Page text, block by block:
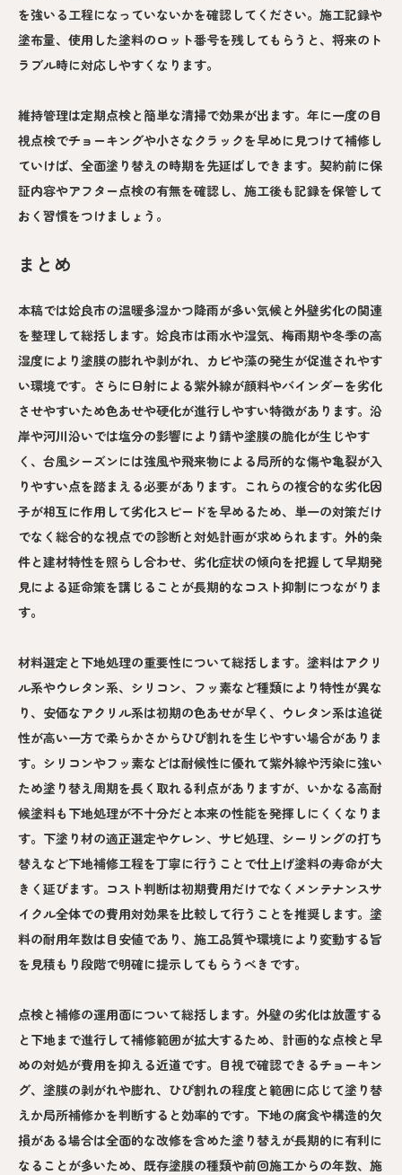
を強いる工程になっていないかを確認してください。施工記録や
塗布量、使用した塗料のロット番号を残してもらうと、将来のト
ラブル時に対応しやすくなります。
維持管理は定期点検と簡単な清掃で効果が出ます。年に一度の目
視点検でチョーキングや小さなクラックを早めに見つけて補修し
ていけば、全面塗り替えの時期を先延ばしできます。契約前に保
証内容やアフター点検の有無を確認し、施工後も記録を保管して
おく習慣をつけましょう。
まとめ
本稿では姶良市の温暖多湿かつ降雨が多い気候と外壁劣化の関連
を整理して総括します。姶良市は雨水や湿気、梅雨期や冬季の高
湿度により塗膜の膨れや剥がれ、カビや藻の発生が促進されやす
い環境です。さらに日射による紫外線が顔料やバインダーを劣化
させやすいため色あせや硬化が進行しやすい特徴があります。沿
岸や河川沿いでは塩分の影響により錆や塗膜の脆化が生じやす
く、台風シーズンには強風や飛来物による局所的な傷や亀裂が入
りやすい点を踏まえる必要があります。これらの複合的な劣化因
子が相互に作用して劣化スピードを早めるため、単一の対策だけ
でなく総合的な視点での診断と対処計画が求められます。外的条
件と建材特性を照らし合わせ、劣化症状の傾向を把握して早期発
見による延命策を講じることが長期的なコスト抑制につながりま
す。
材料選定と下地処理の重要性について総括します。塗料はアクリ
ル系やウレタン系、シリコン、フッ素など種類により特性が異な
り、安価なアクリル系は初期の色あせが早く、ウレタン系は追従
性が高い一方で柔らかさからひび割れを生じやすい場合がありま
す。シリコンやフッ素などは耐候性に優れて紫外線や汚染に強い
ため塗り替え周期を長く取れる利点がありますが、いかなる高耐
候塗料も下地処理が不十分だと本来の性能を発揮しにくくなりま
す。下塗り材の適正選定やケレン、サビ処理、シーリングの打ち
替えなど下地補修工程を丁寧に行うことで仕上げ塗料の寿命が大
きく延びます。コスト判断は初期費用だけでなくメンテナンスサ
イクル全体での費用対効果を比較して行うことを推奨します。塗
料の耐用年数は目安値であり、施工品質や環境により変動する旨
を見積もり段階で明確に提示してもらうべきです。
点検と補修の運用面について総括します。外壁の劣化は放置する
と下地まで進行して補修範囲が拡大するため、計画的な点検と早
めの対処が費用を抑える近道です。目視で確認できるチョーキン
グ、塗膜の剥がれや膨れ、ひび割れの程度と範囲に応じて塗り替
えか局所補修かを判断すると効率的です。下地の腐食や構造的欠
損がある場合は全面的な改修を含めた塗り替えが長期的に有利に
なることが多いため、既存塗膜の種類や前回施工からの年数、施